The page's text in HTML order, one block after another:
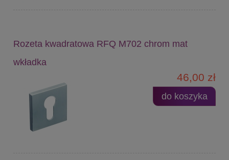
Rozeta kwadratowa RFQ M702 chrom mat
wkładka
46,00 zł
do koszyka